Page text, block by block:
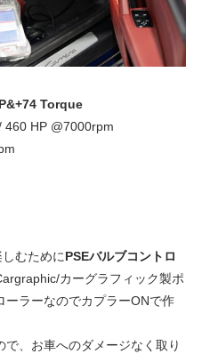
ル
ュ
ー
Torque
460 HP @7000rpm
むためにPSEバルブコントロ
カーグラフィック製ポ
ーラーなのでカプラーONで作
、お車へのダメージなく取り